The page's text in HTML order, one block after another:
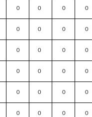
0 0 0 0
0 0 0 0
0 0 0 0
0 0 0 0
0 0 0 0
0 0 0 0